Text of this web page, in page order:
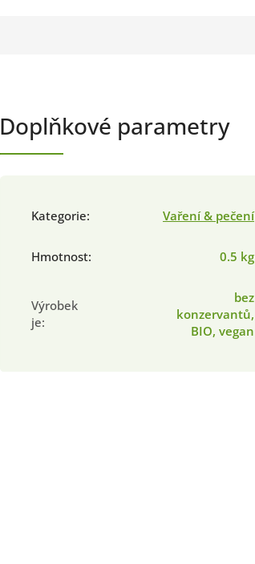
Doplňkové parametry
Kategorie: Vaření & pečení
Hmotnost: 0.5 kg
Výrobek
je:
bez
konzervantů,
BIO, vegan